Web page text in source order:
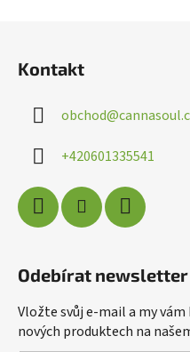
Kontakt
obchod@
+420601335541
Odebírat newsletter
Vložte svůj e-mail a my
nových produktech na